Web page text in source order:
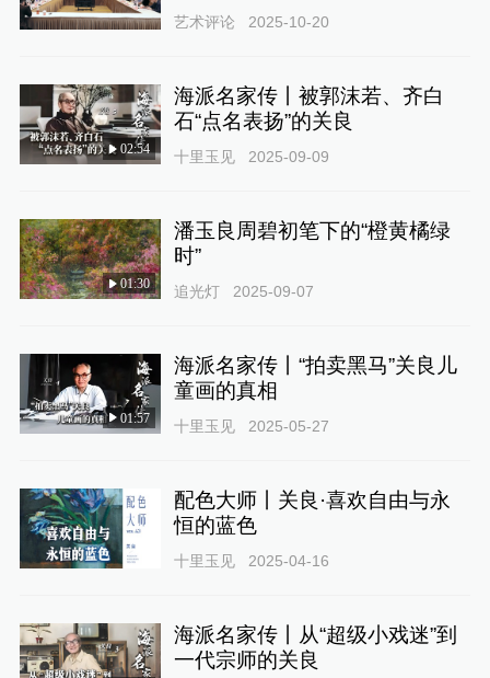
艺术评论 2025-10-20
02:54
海派名家传丨被郭沫若、齐白
石“点名表扬”的关良
十里玉见 2025-09-09
01:30
潘玉良周碧初笔下的“橙黄橘绿
时”
追光灯 2025-09-07
01:57
海派名家传丨“拍卖黑马”关良儿
童画的真相
十里玉见 2025-05-27
配色大师丨关良·喜欢自由与永
恒的蓝色
十里玉见 2025-04-16
海派名家传丨从“超级小戏迷”到
一代宗师的关良